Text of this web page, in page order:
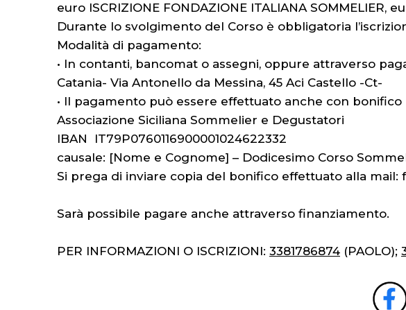
euro ISCRIZIONE FONDAZIONE ITALIANA
Durante lo svolgimento del Corso è obbligatoria
Modalità di pagamento:
• In contanti, bancomat o assegni, oppure attraverso
Catania- Via Antonello da Messina, 45 Aci Castello -Ct-
• Il pagamento può essere effettuato anche con
Associazione Siciliana Sommelier e Degustatori
IBAN IT79P0760116900001024622332
causale: [Nome e Cognome] – Dodicesimo Corso
Si prega di inviare copia del bonifico effettuato alla mail:
Sarà possibile pagare anche attraverso finanziamento.
PER INFORMAZIONI O ISCRIZIONI: 3381786874 (PAOLO);